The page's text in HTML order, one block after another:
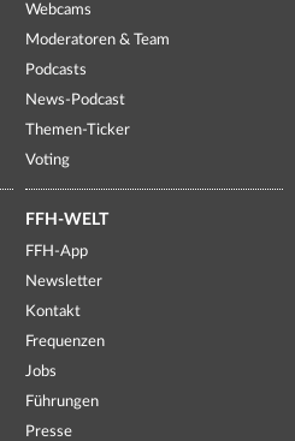
Webcams
Moderatoren & Team
Podcasts
News-Podcast
Themen-Ticker
Voting
FFH-WELT
FFH-App
Newsletter
Kontakt
Frequenzen
Jobs
Führungen
Presse